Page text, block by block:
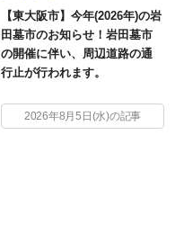
【東大阪市】今年(2026年)の岩
田墓市のお知らせ！岩田墓市
の開催に伴い、周辺道路の通
行止が行われます。
2026年8月5日(水)の記事